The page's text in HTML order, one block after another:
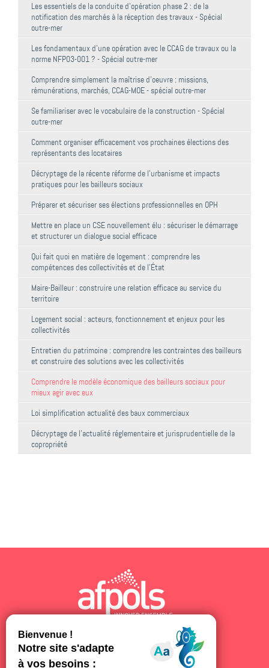
Les essentiels de la conduite d'opération phase 2 : de la
notification des marchés à la réception des travaux - Spécial
outre-mer
Les fondamentaux d'une opération avec le CCAG de travaux ou la
norme NFP03-001 ? - Spécial outre-mer
Comprendre simplement la maîtrise d'oeuvre : missions,
rémunérations, marchés, CCAG-MOE - spécial outre-mer
Se familiariser avec le vocabulaire de la construction - Spécial
outre-mer
Comment organiser efficacement vos prochaines élections des
représentants des locataires
Décryptage de la récente réforme de l’urbanisme et impacts
pratiques pour les bailleurs sociaux
Préparer et sécuriser ses élections professionnelles en OPH
Mettre en place un CSE nouvellement élu : sécuriser le démarrage
et structurer un dialogue social efficace
Qui fait quoi en matière de logement : comprendre les
compétences des collectivités et de l’État
Maire-Bailleur : construire une relation efficace au service du
territoire
Logement social : acteurs, fonctionnement et enjeux pour les
collectivités
Entretien du patrimoine : comprendre les contraintes des bailleurs
et construire des solutions avec les collectivités
Comprendre le modèle économique des bailleurs sociaux pour
mieux agir avec eux
Loi simplification actualité des baux commerciaux
Décryptage de l'actualité réglementaire et jurisprudentielle de la
copropriété